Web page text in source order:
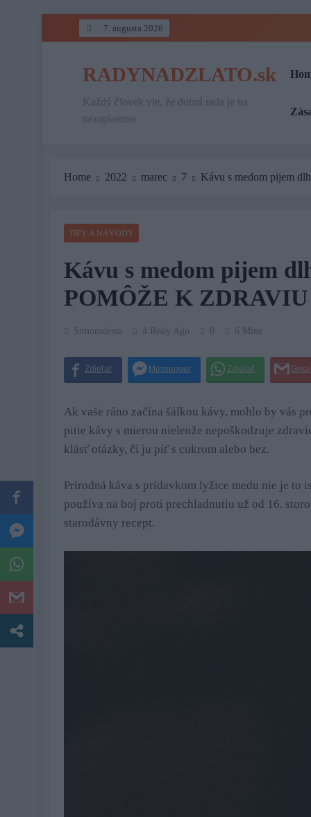
7. augusta 2026
RADYNADZLATO.sk
Každý človek vie, že dobrá rada je na
nezaplatenie
Home 2022 marec 7 Kávu s medom pijem
TIPY A NÁVODY
Kávu s medom pijem
POMÔŽE K ZDRAVIU
Simonidessa 4 Roky Ago 0 6 Mins
Ak vaše ráno začína šálkou kávy, mohlo by vás
pitie kávy s mierou nielenže nepoškodzuje
klásť otázky, či ju piť s cukrom alebo bez.
Prírodná káva s prídavkom lyžice medu nie je to
používa na boj proti prechladnutiu už od 16.
starodávny recept.